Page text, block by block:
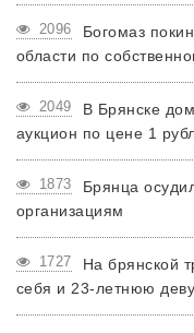
2096
Богомаз
области по
2049
В Брянске
аукцион по цене 1
1873
Брянца
организациям
1727
На брянской
себя и 23-летнюю